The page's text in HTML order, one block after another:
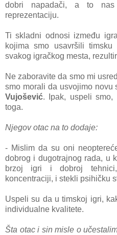
dobri napadači, a to
reprezentaciju.
Ti skladni odnosi između
kojima smo usavršili
svakog igračkog mesta,
Ne zaboravite da smo mi
smo morali da usvojimo novu
Vujošević. Ipak, uspeli
toga.
Njegov otac na to dodaje:
- Mislim da su oni
dobrog i dugotrajnog rada, u
brzoj igri i dobroj
koncentraciji, i stekli psihičku
Uspeli su da u timskoj igri,
individualne kvalitete.
Šta otac i sin misle o